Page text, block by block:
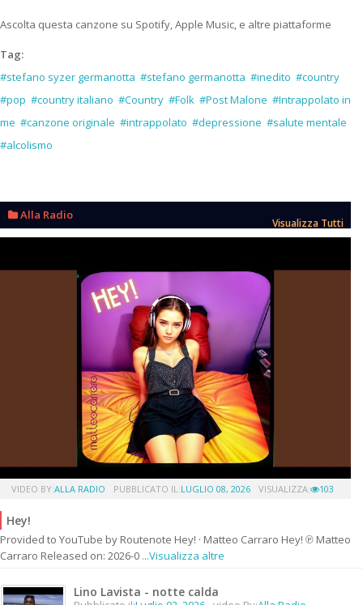
Ascolta questa canzone su Spotify, Apple Music, e altre piattaforme
Tag:
#stefano syzer germanotta #stefano germanotta #inedito #country
#pop #country italiano #Country #Folk #Post Malone #Intrappolato in
me #canzone originale #intrappolato #depressione #salute mentale
#alcolismo
Alla Radio
Visualizza Tutti
VIDEO BY:ALLA RADIO PUBBLICATO IL:LUGLIO 08, 2026 VISUALIZZA: 103
Hey!
Provided to YouTube by Routenote Hey! · Matteo Carraro Hey! ℗ Matteo
Carraro Released on: 2026-0 ...Visualizza altre
Lino Lavista - notte calda